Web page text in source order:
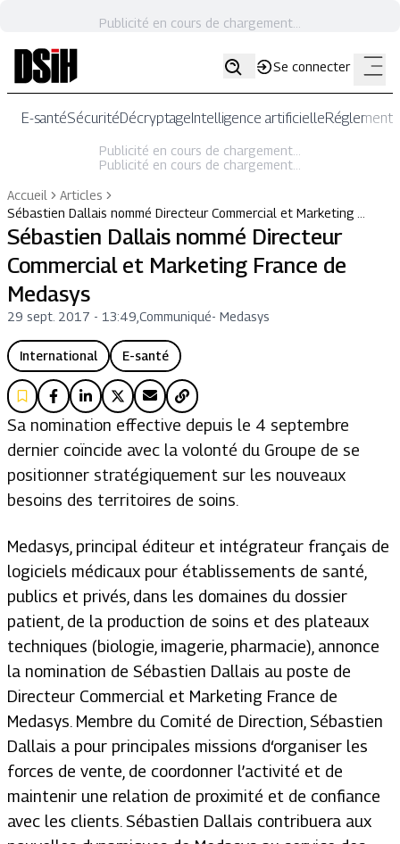
Publicité en cours de chargement...
Se connecter
E-santéSécuritéDécryptageIntelligence artificielle
Publicité en cours de chargement...
Publicité en cours de chargement...
Accueil
Articles
Sébastien Dallais nommé Directeur Commercial et Marketing …
Sébastien Dallais nommé Directeur
Commercial et Marketing France de
Medasys
29 sept. 2017 - 13:49 Communiqué- Medasys
International E-santé
Sa nomination effective depuis le 4 septembre
dernier coïncide avec la volonté du Groupe de se
positionner stratégiquement sur les nouveaux
besoins des territoires de soins.
Medasys, principal éditeur et intégrateur français de
logiciels médicaux pour établissements de santé,
publics et privés, dans les domaines du dossier
patient, de la production de soins et des plateaux
techniques (biologie, imagerie, pharmacie), annonce
la nomination de Sébastien Dallais au poste de
Directeur Commercial et Marketing France de
Medasys. Membre du Comité de Direction, Sébastien
Dallais a pour principales missions d‘organiser les
forces de vente, de coordonner l’activité et de
maintenir une relation de proximité et de confiance
avec les clients. Sébastien Dallais contribuera aux